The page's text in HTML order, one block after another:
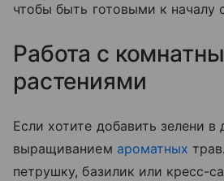
чтобы быть готовыми к началу
Работа с
растениями
Если хотите добавить зелени в
выращиванием ароматных
петрушку, базилик или кресс-